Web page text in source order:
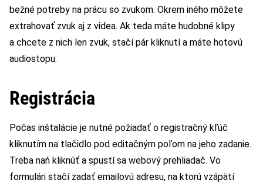
bežné potreby na prácu so zvukom. Okrem iného môžete
extrahovať zvuk aj z videa. Ak teda máte hudobné klipy
a chcete z nich len zvuk, stačí pár kliknutí a máte hotovú
audiostopu.
Registrácia
Počas inštalácie je nutné požiadať o registračný kľúč
kliknutím na tlačidlo pod editačným poľom na jeho zadanie.
Treba naň kliknúť a spustí sa webový prehliadač. Vo
formulári stačí zadať emailovú adresu, na ktorú vzápätí